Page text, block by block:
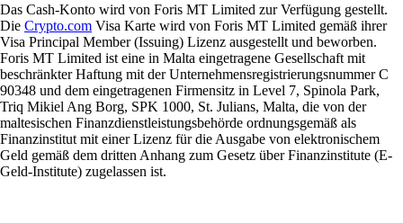
Das Cash-Konto wird von Foris MT Limited zur Verfügung gestellt.
Die Crypto.com Visa Karte wird von Foris MT Limited gemäß ihrer
Visa Principal Member (Issuing) Lizenz ausgestellt und beworben.
Foris MT Limited ist eine in Malta eingetragene Gesellschaft mit
beschränkter Haftung mit der Unternehmensregistrierungsnummer C
90348 und dem eingetragenen Firmensitz in Level 7, Spinola Park,
Triq Mikiel Ang Borg, SPK 1000, St. Julians, Malta, die von der
maltesischen Finanzdienstleistungsbehörde ordnungsgemäß als
Finanzinstitut mit einer Lizenz für die Ausgabe von elektronischem
Geld gemäß dem dritten Anhang zum Gesetz über Finanzinstitute (E-
Geld-Institute) zugelassen ist.